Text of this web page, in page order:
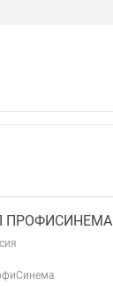
ПРОФИСИНЕМА